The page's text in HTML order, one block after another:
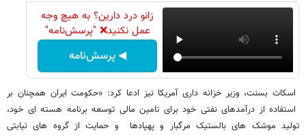
زانو درد دارین؟ به هیچ وجه
عمل نکنید❌ "پرسش‌نامه"
◀ پرسش‌نامه
اسکات بسنت، وزیر خزانه داری آمریکا نیز ادعا کرد: «حکومت ایران همچنان بر
استفاده از درآمدهای نفتی خود برای تامین مالی توسعه برنامه هسته ای خود،
تولید موشک های بالستیک مرگبار و پهپادها و حمایت از گروه های نیابتی